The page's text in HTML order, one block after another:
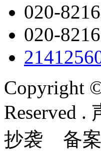
020-
020-
Copyright
Reserved
抄袭 备案